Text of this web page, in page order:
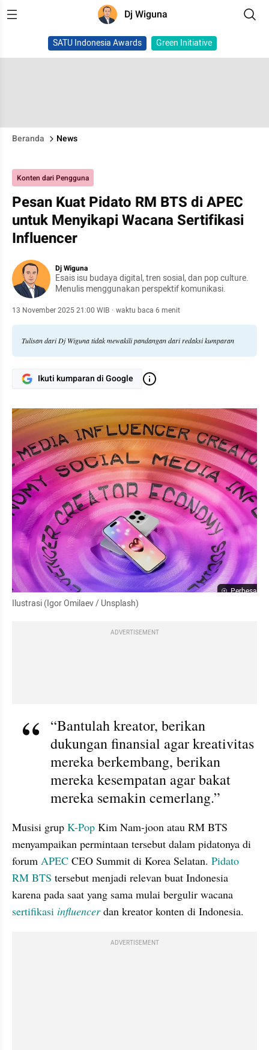
Dj Wiguna
SATU Indonesia Awards Green Initiative
Beranda News
Konten dari Pengguna
Pesan Kuat Pidato RM BTS di APEC
untuk Menyikapi Wacana Sertifikasi
Influencer
Dj Wiguna
Esais isu budaya digital, tren sosial, dan pop culture.
Menulis menggunakan perspektif komunikasi.
13 November 2025 21:00 WIB · waktu baca 6 menit
Tulisan dari Dj Wiguna tidak mewakili pandangan dari redaksi kumparan
Ikuti kumparan di Google
Perbesar
Ilustrasi (Igor Omilaev / Unsplash)
ADVERTISEMENT
“Bantulah kreator, berikan
dukungan finansial agar kreativitas
mereka berkembang, berikan
mereka kesempatan agar bakat
mereka semakin cemerlang.”
Musisi grup K-Pop Kim Nam-joon atau RM BTS
menyampaikan permintaan tersebut dalam pidatonya di
forum APEC CEO Summit di Korea Selatan. Pidato
RM BTS tersebut menjadi relevan buat Indonesia
sertifikasi influencer dan kreator konten di Indonesia.
ADVERTISEMENT